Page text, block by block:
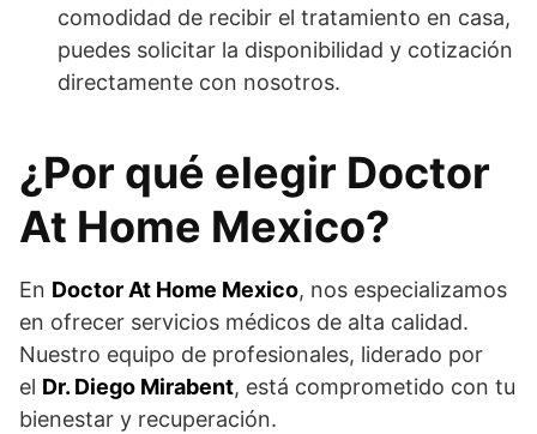
comodidad de recibir el tratamiento en casa,
puedes solicitar la disponibilidad y cotización
directamente con nosotros.
¿Por qué elegir Doctor
At Home Mexico?
En Doctor At Home Mexico, nos especializamos
en ofrecer servicios médicos de alta calidad.
Nuestro equipo de profesionales, liderado por
el Dr. Diego Mirabent, está comprometido con tu
bienestar y recuperación.